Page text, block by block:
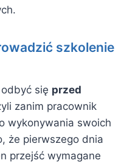
szkolenie
się przed
zanim pracownik
wykonywania swoich
że pierwszego dnia
przejść wymagane